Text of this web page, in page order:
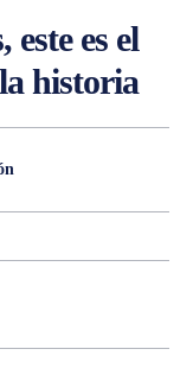
este es el
historia